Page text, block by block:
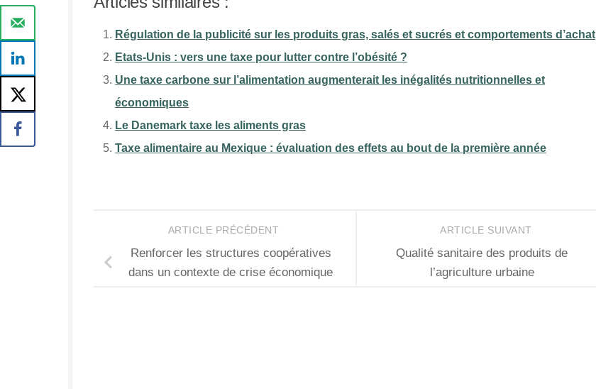
Régulation de la publicité sur les produits gras, salés et sucrés et comportements d’achat
Etats-Unis : vers une taxe pour lutter contre l’obésité ?
Une taxe carbone sur l’alimentation augmenterait les inégalités nutritionnelles et
économiques
Le Danemark taxe les aliments gras
Taxe alimentaire au Mexique : évaluation des effets au bout de la première année
ARTICLE SUIVANT
Qualité sanitaire des produits de
l’agriculture urbaine
ARTICLE PRÉCÉDENT
Renforcer les structures coopératives
dans un contexte de crise économique